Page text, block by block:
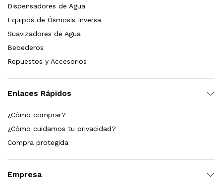
Dispensadores de Agua
Equipos de Ósmosis Inversa
Suavizadores de Agua
Bebederos
Repuestos y Accesorios
Enlaces Rápidos
¿Cómo comprar?
¿Cómo cuidamos tu privacidad?
Compra protegida
Empresa
Leer más
2.5×10 Sedimentos Y Carbón Activado
al carrito